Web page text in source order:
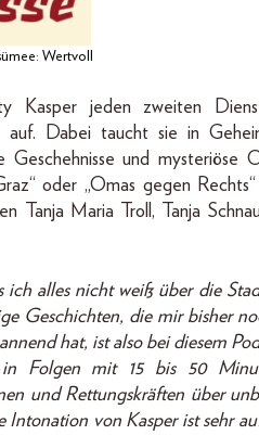
Wertvoll
Kasper jeden zweiten
Dabei taucht sie in
Geschehnisse und mysteriöse
oder „Omas gegen
Tanja Maria Troll, Tanja
alles nicht weiß über die
Geschichten, die mir bisher
hat, ist also bei diesem
in Folgen mit 15 bis 50
und Rettungskräften über
von Kasper ist sehr